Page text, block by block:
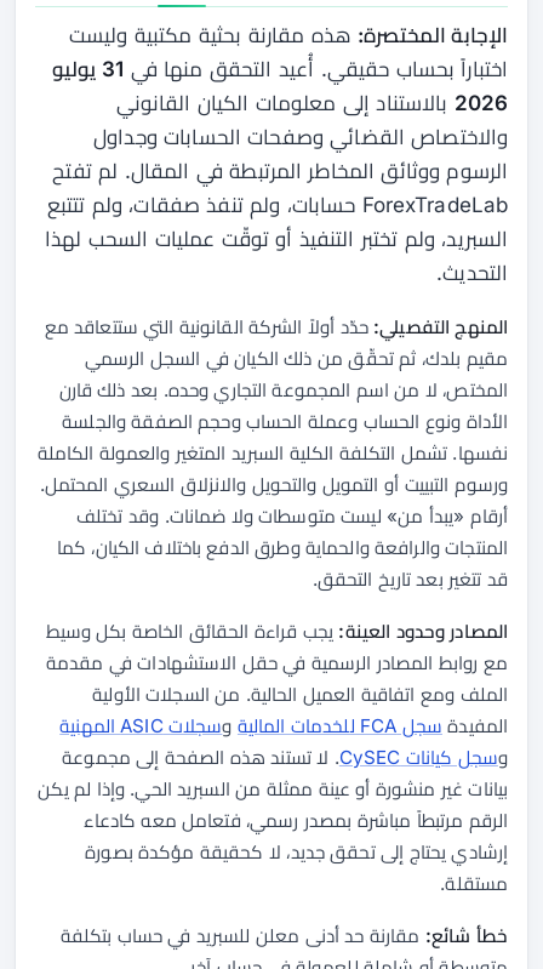
الإجابة المختصرة: هذه مقارنة بحثية مكتبية وليست
اختباراً بحساب حقيقي. أُعيد التحقق منها في
31 يوليو
2026 بالاستناد إلى معلومات الكيان القانوني
والاختصاص القضائي وصفحات الحسابات وجداول
الرسوم ووثائق المخاطر المرتبطة في المقال. لم تفتح
ForexTradeLab حسابات، ولم تنفذ صفقات، ولم تتتبع
السبريد، ولم تختبر التنفيذ أو توقّت عمليات السحب لهذا
التحديث.
المنهج التفصيلي: حدّد أولاً الشركة القانونية التي ستتعاقد مع
مقيم بلدك، ثم تحقّق من ذلك الكيان في السجل الرسمي
المختص، لا من اسم المجموعة التجاري وحده. بعد ذلك قارن
الأداة ونوع الحساب وعملة الحساب وحجم الصفقة والجلسة
نفسها. تشمل التكلفة الكلية السبريد المتغير والعمولة الكاملة
ورسوم التبييت أو التمويل والتحويل والانزلاق السعري المحتمل.
أرقام «يبدأ من» ليست متوسطات ولا ضمانات. وقد تختلف
المنتجات والرافعة والحماية وطرق الدفع باختلاف الكيان، كما
قد تتغير بعد تاريخ التحقق.
المصادر وحدود العينة: يجب قراءة الحقائق الخاصة بكل وسيط
مع روابط المصادر الرسمية في حقل الاستشهادات في مقدمة
الملف ومع اتفاقية العميل الحالية. من السجلات الأولية
المفيدة سجل FCA للخدمات المالية وسجلات ASIC المهنية
وسجل كيانات CySEC
. لا تستند هذه الصفحة إلى مجموعة
بيانات غير منشورة أو عينة ممثلة من السبريد الحي. وإذا لم يكن
الرقم مرتبطاً مباشرة بمصدر رسمي، فتعامل معه كادعاء
إرشادي يحتاج إلى تحقق جديد، لا كحقيقة مؤكدة بصورة
مستقلة.
خطأ شائع: مقارنة حد أدنى معلن للسبريد في حساب بتكلفة